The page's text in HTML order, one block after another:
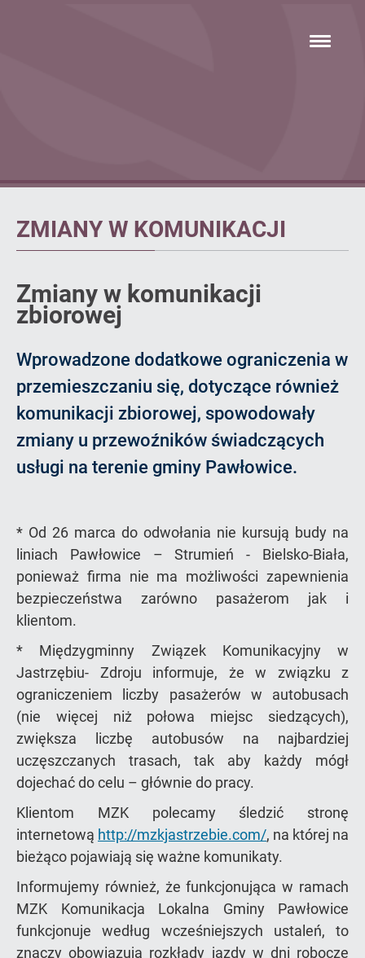
ZMIANY W KOMUNIKACJI
Zmiany w komunikacji
zbiorowej
Wprowadzone dodatkowe ograniczenia w
przemieszczaniu się, dotyczące również
komunikacji zbiorowej, spowodowały
zmiany u przewoźników świadczących
usługi na terenie gminy Pawłowice.
* Od 26 marca do odwołania nie kursują budy na
liniach Pawłowice – Strumień - Bielsko-Biała,
ponieważ firma nie ma możliwości zapewnienia
bezpieczeństwa zarówno pasażerom jak i
klientom.
* Międzygminny Związek Komunikacyjny w
Jastrzębiu- Zdroju informuje, że w związku z
ograniczeniem liczby pasażerów w autobusach
(nie więcej niż połowa miejsc siedzących),
zwiększa liczbę autobusów na najbardziej
uczęszczanych trasach, tak aby każdy mógł
dojechać do celu – głównie do pracy.
Klientom MZK polecamy śledzić stronę
internetową http://mzkjastrzebie.com/, na której na
bieżąco pojawiają się ważne komunikaty.
Informujemy również, że funkcjonująca w ramach
MZK Komunikacja Lokalna Gminy Pawłowice
funkcjonuje według wcześniejszych ustaleń, to
znaczy obowiązują rozkłady jazdy w dni robocze